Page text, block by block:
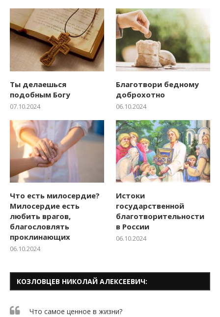
Ты делаешься
подобным Богу
07.10.2024
Благотвори бедному
доброхотно
06.10.2024
Что есть милосердие?
Милосердие есть
любить врагов,
благословлять
проклинающих
06.10.2024
Истоки
государственной
благотворительности
в России
06.10.2024
КОЗЛОВЦЕВ НИКОЛАЙ АЛЕКСЕЕВИЧ:
Что самое ценное в жизни?